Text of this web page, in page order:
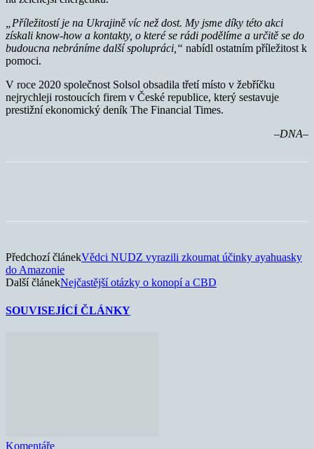
„Příležitostí je na Ukrajině víc než dost. My jsme díky této akci
získali know-how a kontakty, o které se rádi podělíme a určitě se do
budoucna nebráníme další spolupráci,“ nabídl ostatním příležitost k
pomoci.
V roce 2020 společnost Solsol obsadila třetí místo v žebříčku
nejrychleji rostoucích firem v České republice, který sestavuje
prestižní ekonomický deník The Financial Times.
–DNA–
Předchozí článekVědci NUDZ vyrazili zkoumat účinky ayahuasky
do Amazonie
Další článekNejčastější otázky o konopí a CBD
SOUVISEJÍCÍ ČLÁNKY
Komentáře